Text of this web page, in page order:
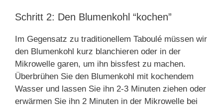
Schritt 2: Den Blumenkohl “kochen”
Im Gegensatz zu traditionellem Taboulé müssen wir
den Blumenkohl kurz blanchieren oder in der
Mikrowelle garen, um ihn bissfest zu machen.
Überbrühen Sie den Blumenkohl mit kochendem
Wasser und lassen Sie ihn 2-3 Minuten ziehen oder
erwärmen Sie ihn 2 Minuten in der Mikrowelle bei